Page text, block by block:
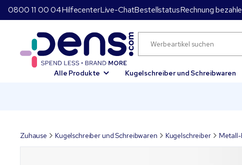
0800 11 00 04HilfecenterLive-ChatBestellstatusRechnung
Alle Produkte Kugelschreiber und Schreibwaren
Zuhause Kugelschreiber und Schreibwaren Kugelschreiber Metall-